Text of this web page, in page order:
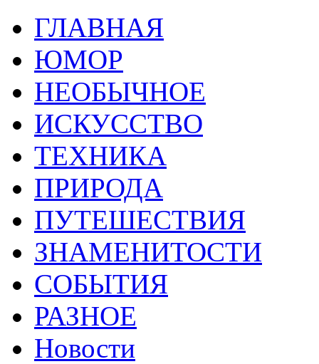
ГЛАВНАЯ
ЮМОР
НЕОБЫЧНОЕ
ИСКУССТВО
ТЕХНИКА
ПРИРОДА
ПУТЕШЕСТВИЯ
ЗНАМЕНИТОСТИ
СОБЫТИЯ
РАЗНОЕ
Новости